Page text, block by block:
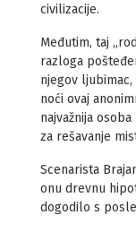
civilizacije.
Međutim, taj
razloga
njegov
noći ovaj
najvažnija
za rešavanje
Scenarista
onu drevnu
dogodilo s